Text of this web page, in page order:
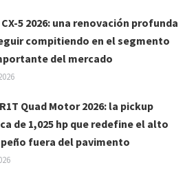
5 2026: una renovación profunda
compitiendo en el segmento
del mercado
Quad Motor 2026: la pickup
de 1,025 hp que redefine el alto
fuera del pavimento